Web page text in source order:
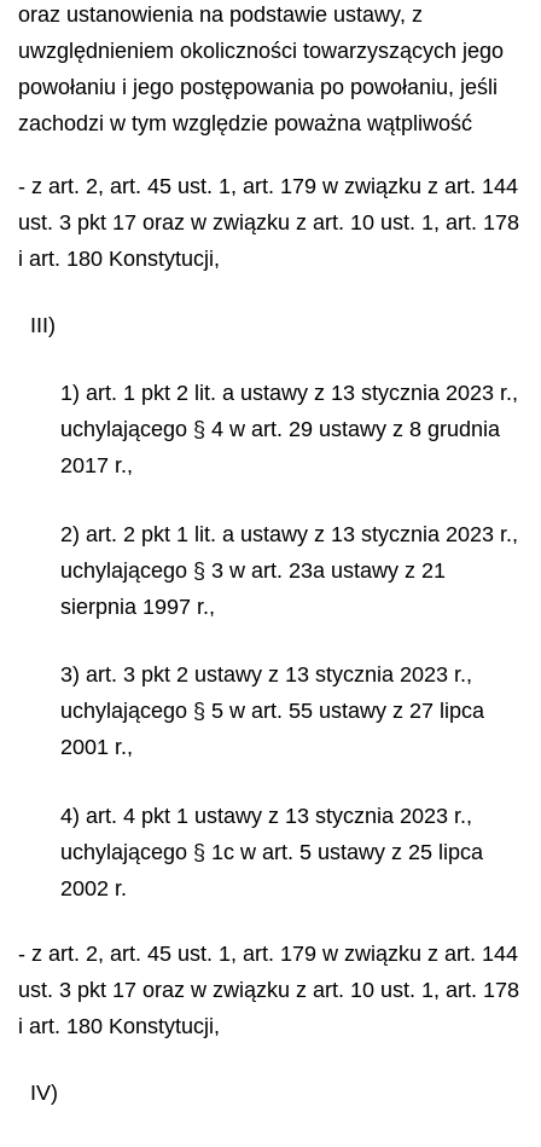
oraz ustanowienia na podstawie ustawy, z
uwzględnieniem okoliczności towarzyszących jego
powołaniu i jego postępowania po powołaniu, jeśli
zachodzi w tym względzie poważna wątpliwość
- z art. 2, art. 45 ust. 1, art. 179 w związku z art. 144
ust. 3 pkt 17 oraz w związku z art. 10 ust. 1, art. 178
i art. 180 Konstytucji,
III)
1) art. 1 pkt 2 lit. a ustawy z 13 stycznia 2023 r.,
uchylającego § 4 w art. 29 ustawy z 8 grudnia
2017 r.,
2) art. 2 pkt 1 lit. a ustawy z 13 stycznia 2023 r.,
uchylającego § 3 w art. 23a ustawy z 21
sierpnia 1997 r.,
3) art. 3 pkt 2 ustawy z 13 stycznia 2023 r.,
uchylającego § 5 w art. 55 ustawy z 27 lipca
2001 r.,
4) art. 4 pkt 1 ustawy z 13 stycznia 2023 r.,
uchylającego § 1c w art. 5 ustawy z 25 lipca
2002 r.
- z art. 2, art. 45 ust. 1, art. 179 w związku z art. 144
ust. 3 pkt 17 oraz w związku z art. 10 ust. 1, art. 178
i art. 180 Konstytucji,
IV)